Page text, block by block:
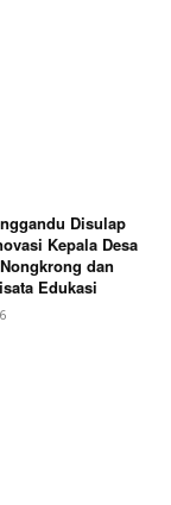
Disulap
Kepala Desa
dan
Edukasi